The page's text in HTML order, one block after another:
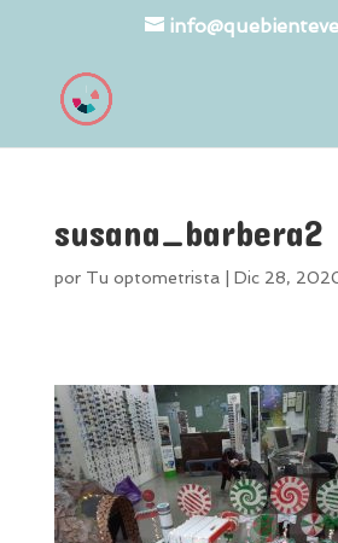
susana_barbera2
por Tu optometrista| Dic 28,